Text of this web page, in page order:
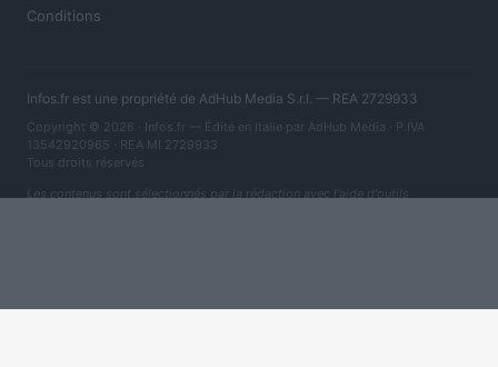
Conditions
Infos.fr est une propriété de AdHub Media S.r.l. — REA 2729933
Copyright © 2026 · Infos.fr — Édité en Italie par AdHub Media · P.IVA
13542920965 · REA MI 2729933
Tous droits réservés
Les contenus sont sélectionnés par la rédaction avec l'aide d'outils